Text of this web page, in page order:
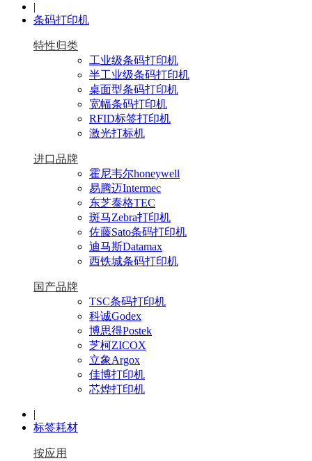
|
条码打印机
特性归类
工业级条码打印机
半工业级条码打印机
桌面型条码打印机
宽幅条码打印机
RFID标签打印机
激光打标机
进口品牌
霍尼韦尔honeywell
易腾迈Intermec
东芝泰格TEC
斑马Zebra打印机
佐藤Sato条码打印机
迪马斯Datamax
西铁城条码打印机
国产品牌
TSC条码打印机
科诚Godex
博思得Postek
芝柯ZICOX
立象Argox
佳博打印机
芯烨打印机
|
标签耗材
按应用